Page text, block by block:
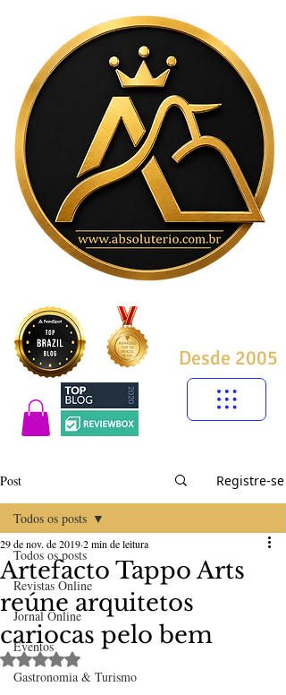
Desde 2005
Post Registre-se
Todos os posts
Revistas Online
Jornal Online
Eventos
Gastronomia & Turismo
Todos os posts
Artefacto Tappo Arts
reúne arquitetos
cariocas pelo bem
29 de nov. de 20192 min de leitura
Avaliado com NaN de 5 estrelas.